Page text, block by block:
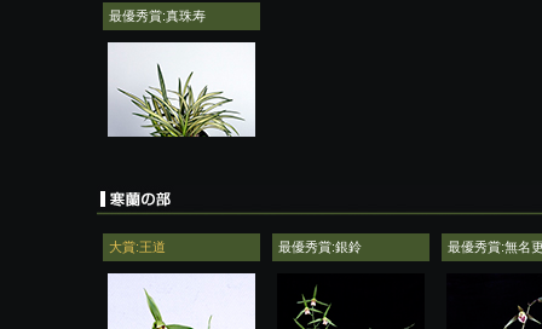
最優秀賞:真珠寿
大賞:王道 最優秀賞:銀鈴 最優秀賞:無名